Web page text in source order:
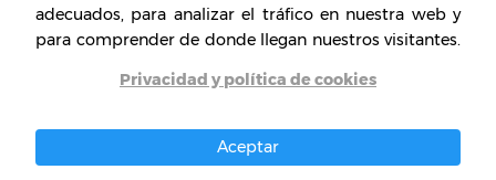
movimiento de la Teosofía. Igualmente, Tagore
creía que las tradiciones indias podrían ser
adaptadas para expresar estos nuevos valores y
progresiva.
adecuados, para analizar el tráfico en nuestra web y
para comprender de donde llegan nuestros visitantes.
Privacidad y política de cookies
Aceptar